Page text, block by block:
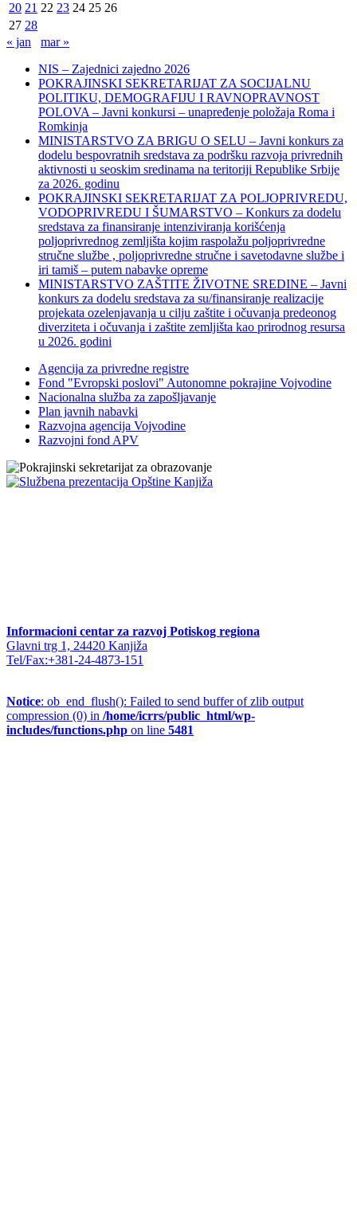
20 21 22 23 24 25 26
27 28
« jan
mar »
NIS – Zajednici zajedno 2026
POKRAJINSKI SEKRETARIJAT ZA SOCIJALNU
POLITIKU, DEMOGRAFIJU I RAVNOPRAVNOST
POLOVA – Javni konkursi – unapređenje položaja Roma i
Romkinja
MINISTARSTVO ZA BRIGU O SELU – Javni konkurs za
dodelu bespovratnih sredstava za podršku razvoja privrednih
aktivnosti u seoskim sredinama na teritoriji Republike Srbije
za 2026. godinu
POKRAJINSKI SEKRETARIJAT ZA POLJOPRIVREDU,
VODOPRIVREDU I ŠUMARSTVO – Konkurs za dodelu
sredstava za finansiranje intenziviranja korišćenja
poljoprivrednog zemljišta kojim raspolažu poljoprivredne
stručne službe , poljoprivredne stručne i savetodavne službe i
iri tamiš ‒ putem nabavke opreme
MINISTARSTVO ZAŠTITE ŽIVOTNE SREDINE – Javni
konkurs za dodelu sredstava za su/finansiranje realizacije
projekata ozelenjavanja u cilju zaštite i očuvanja predeonog
diverziteta i očuvanja i zaštite zemljišta kao prirodnog resursa
u 2026. godini
Agencija za privredne registre
Fond "Evropski poslovi" Autonomne pokrajine Vojvodine
Nacionalna služba za zapošljavanje
Plan javnih nabavki
Razvojna agencija Vojvodine
Razvojni fond APV
Informacioni centar za razvoj Potiskog regiona
Glavni trg 1, 24420 Kanjiža
Tel/Fax:+381-24-4873-151
Notice: ob_end_flush(): Failed to send buffer of zlib output
compression (0) in /home/icrrs/public_html/wp-
includes/functions.php on line 5481